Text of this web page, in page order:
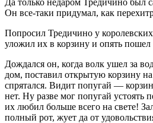
Он все-таки придумал, как
Попросил Тредичино у
уложил их в корзину и опять пошел
Дождался он, когда волк ушел за
дом, поставил открытую корзину
спрятался. Видит попугай —
нет. Ну разве мог попугай устоять
их любил больше всего на свете!
полный рот, жует да от